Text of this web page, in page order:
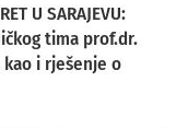
U SARAJEVU:
tima prof.dr.
i rješenje o